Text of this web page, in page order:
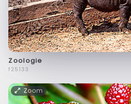
Zoologie
f25133
Zoom